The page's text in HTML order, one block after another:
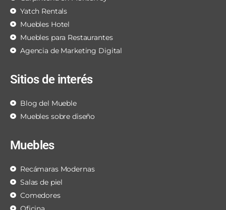
Yatch Rentals
Muebles Hotel
Muebles para Restaurantes
Agencia de Marketing Digital
Sitios de interés
Blog del Mueble
Muebles sobre diseño
Muebles
Recámaras Modernas
Salas de piel
Comedores